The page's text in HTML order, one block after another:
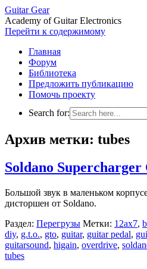
Guitar Gear
Academy of Guitar Electronics
Перейти к содержимому
Главная
Форум
Библиотека
Предложить публикацию
Помочь проекту
Search for:
Архив метки: tubes
Soldano Supercharger
Большой звук в маленьком
дисторшен от Soldano.
Раздел: Перегрузы Метки: 12ax7,
diy, g.t.o., gto, guitar, guitar pedal,
guitarsound, higain, overdrive,
tubes